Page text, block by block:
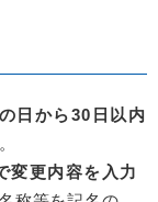
日から30日以内
変更内容を入力